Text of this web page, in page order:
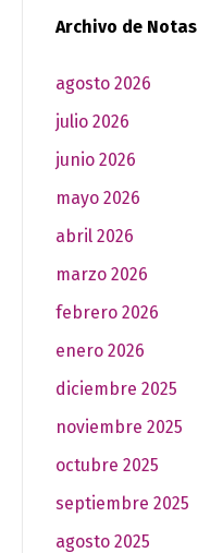
Archivo de Notas
agosto 2026
julio 2026
junio 2026
mayo 2026
abril 2026
marzo 2026
febrero 2026
enero 2026
diciembre 2025
noviembre 2025
octubre 2025
septiembre 2025
agosto 2025